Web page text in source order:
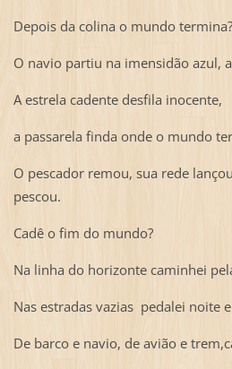
Depois da colina o mundo termina?
O navio partiu na imensidão azul,
A estrela cadente desfila inocente,
a passarela finda onde o mundo
O pescador remou, sua rede
pescou.
Cadê o fim do mundo?
Na linha do horizonte caminhei
Nas estradas vazias pedalei noite
De barco e navio, de avião e